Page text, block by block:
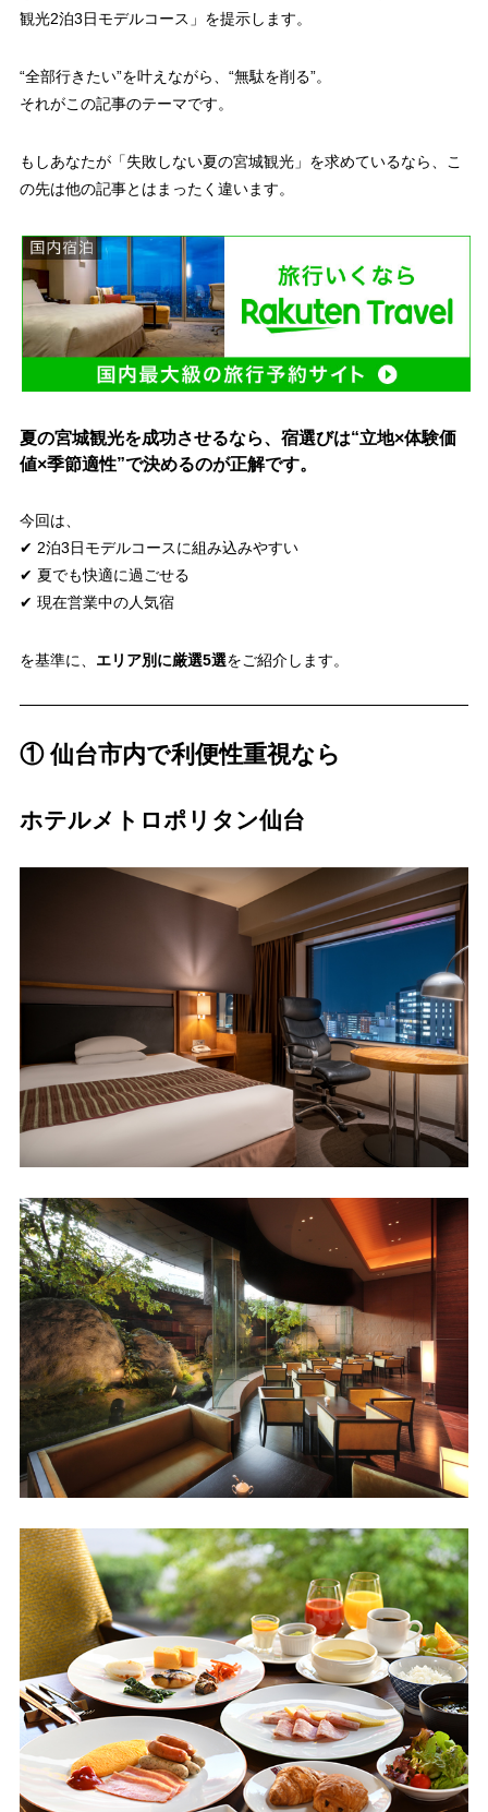
観光2泊3日モデルコース」を提示します。
“全部行きたい”を叶えながら、“無駄を削る”。
それがこの記事のテーマです。
もしあなたが「失敗しない夏の宮城観光」を求めているなら、こ
の先は他の記事とはまったく違います。
夏の宮城観光を成功させるなら、宿選びは“立地×体験価
値×季節適性”で決めるのが正解です。
今回は、
✔ 2泊3日モデルコースに組み込みやすい
✔ 夏でも快適に過ごせる
✔ 現在営業中の人気宿
を基準に、 エリア別に厳選5選をご紹介します。
① 仙台市内で利便性重視なら
ホテルメトロポリタン仙台